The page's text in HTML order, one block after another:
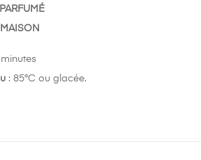
minutes
: 85°C ou glacée.